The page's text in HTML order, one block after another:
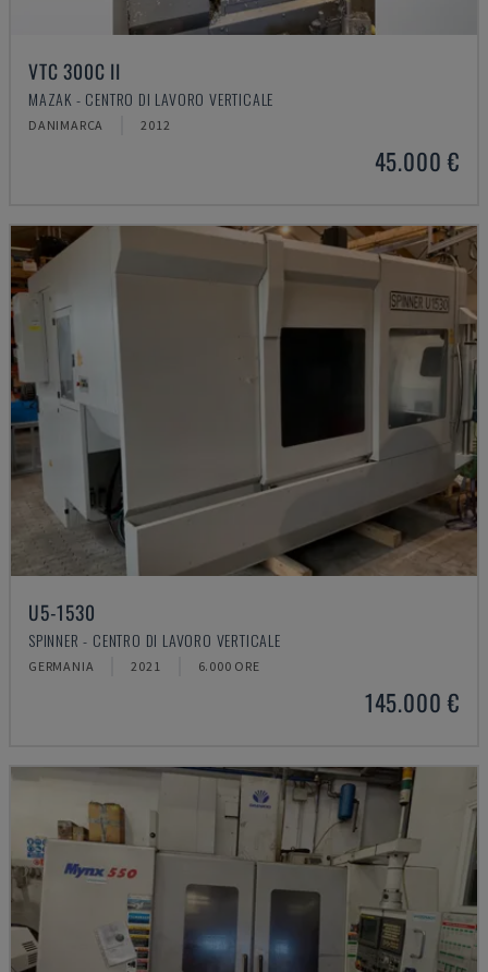
VTC 300C II
MAZAK - CENTRO DI LAVORO VERTICALE
DANIMARCA 2012
45.000 €
U5-1530
SPINNER - CENTRO DI LAVORO VERTICALE
GERMANIA 2021 6.000 ORE
145.000 €